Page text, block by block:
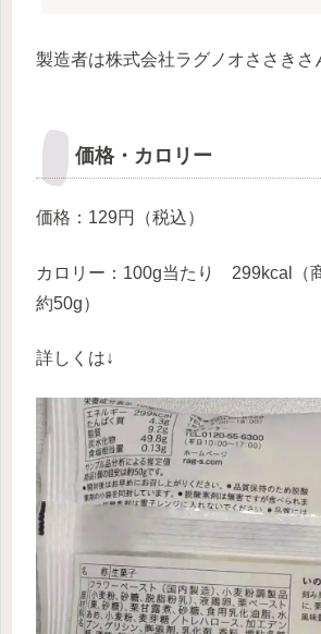
製造者は株式会社ラグノオささきさ
価格・カロリー
価格：129円（税込）
カロリー：100g当たり 299kcal（
約50g）
詳しくは↓